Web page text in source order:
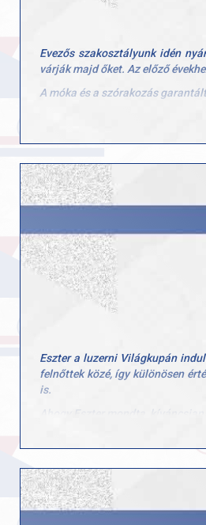
Evezős szakosztályunk idén
várják majd őket. Az előző
A móka és a szórakozás
majd választani.
A tábor díja: 50.000 Ft
Testvérkedvezménnyel: 40.000 Ft
Jelentkezés: az alábbi űrlap
kiállításra a jelentkezést
https://docs.google.com/forms/
EQ_aem_aEP9-
Tábor helyszíne: 9026 Győr,
További információkért
Várunk minden fiatalt sok-sok
Eszter a luzerni Világkupán
felnőttek közé, így különösen
is.